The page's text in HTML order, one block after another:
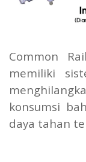
Common
memiliki
konsumsi
daya tahan